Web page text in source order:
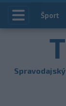
Index
Šport